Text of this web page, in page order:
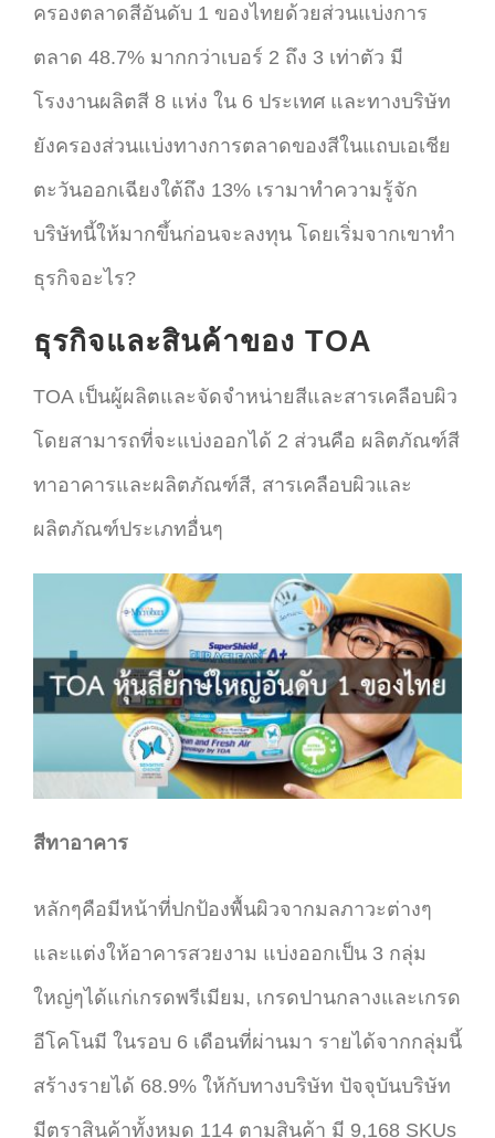
ครองตลาดสีอันดับ 1 ของไทยด้วยส่วนแบ่งการ
ตลาด 48.7% มากกว่าเบอร์ 2 ถึง 3 เท่าตัว มี
โรงงานผลิตสี 8 แห่ง ใน 6 ประเทศ และทางบริษัท
ยังครองส่วนแบ่งทางการตลาดของสีในแถบเอเชีย
ตะวันออกเฉียงใต้ถึง 13% เรามาทำความรู้จัก
บริษัทนี้ให้มากขึ้นก่อนจะลงทุน โดยเริ่มจากเขาทำ
ธุรกิจอะไร?
ธุรกิจและสินค้าของ TOA
TOA เป็นผู้ผลิตและจัดจำหน่ายสีและสารเคลือบผิว
โดยสามารถที่จะแบ่งออกได้ 2 ส่วนคือ ผลิตภัณฑ์สี
ทาอาคารและผลิตภัณฑ์สี, สารเคลือบผิวและ
ผลิตภัณฑ์ประเภทอื่นๆ
สีทาอาคาร
หลักๆคือมีหน้าที่ปกป้องพื้นผิวจากมลภาวะต่างๆ
และแต่งให้อาคารสวยงาม แบ่งออกเป็น 3 กลุ่ม
ใหญ่ๆได้แก่เกรดพรีเมียม, เกรดปานกลางและเกรด
อีโคโนมี ในรอบ 6 เดือนที่ผ่านมา รายได้จากกลุ่มนี้
สร้างรายได้ 68.9% ให้กับทางบริษัท ปัจจุบันบริษัท
มีตราสินค้าทั้งหมด 114 ตามสินค้า มี 9,168 SKUs